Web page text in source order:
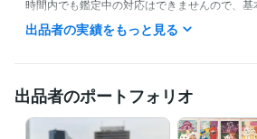
時間内でも鑑定中の対応はできませんので、
鑑定、と捉えてくださいませ。
オーダーメニューをご希望の方はメッセージく
※ご依頼が集中した場合即日お届けができない
出品者の実績をもっと見る
出品者のポートフォリオ